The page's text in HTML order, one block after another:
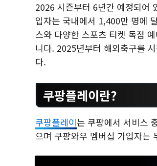
2026 시즌부터 6년간 예정되어
입자는 국내에서 1,400만 명에
스와 다양한 스포츠 티켓 독점
니다. 2025년부터 해외축구를
다.
쿠팡플레이란?
쿠팡플레이는 쿠팡에서 서비스
으며 쿠팡와우 멤버십 가입자는